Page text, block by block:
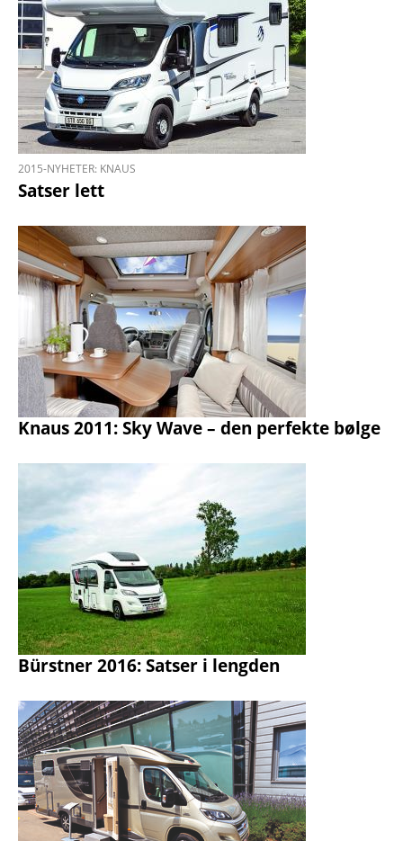
2015-NYHETER: KNAUS
Satser lett
Knaus 2011: Sky Wave – den perfekte bølge
Bürstner 2016: Satser i lengden